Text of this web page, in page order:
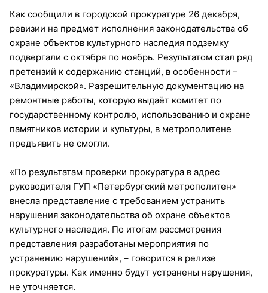
Как сообщили в городской прокуратуре 26 декабря,
ревизии на предмет исполнения законодательства об
охране объектов культурного наследия подземку
подвергали с октября по ноябрь. Результатом стал ряд
претензий к содержанию станций, в особенности –
«Владимирской». Разрешительную документацию на
ремонтные работы, которую выдаёт комитет по
государственному контролю, использованию и охране
памятников истории и культуры, в метрополитене
предъявить не смогли.
«По результатам проверки прокуратура в адрес
руководителя ГУП «Петербургский метрополитен»
внесла представление с требованием устранить
нарушения законодательства об охране объектов
культурного наследия. По итогам рассмотрения
представления разработаны мероприятия по
устранению нарушений», – говорится в релизе
прокуратуры. Как именно будут устранены нарушения,
не уточняется.